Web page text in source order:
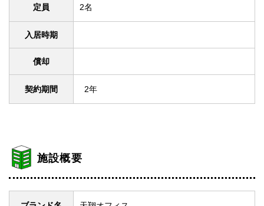
定員 2名
入居時期
償却
契約期間 2年
施設概要